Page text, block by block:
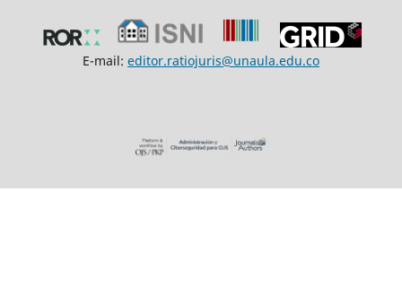
E-mail: editor.ratiojuris@unaula.edu.co